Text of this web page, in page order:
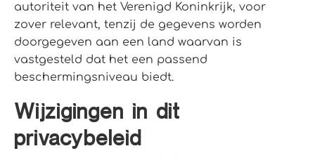
autoriteit van het Verenigd Koninkrijk, voor
zover relevant, tenzij de gegevens worden
doorgegeven aan een land waarvan is
vastgesteld dat het een passend
beschermingsniveau biedt.
Wijzigingen in dit
privacybeleid